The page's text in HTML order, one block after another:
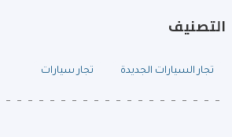
التصنيف
تجار السيارات الجديدة تجار سيارات